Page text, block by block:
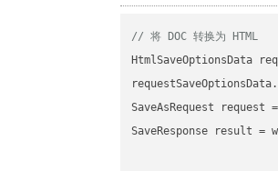
// 将 DOC 转换为 HTML
HtmlSaveOptionsData
SaveAsRequest request =
SaveResponse result =